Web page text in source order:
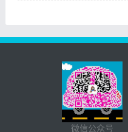
微信公众号